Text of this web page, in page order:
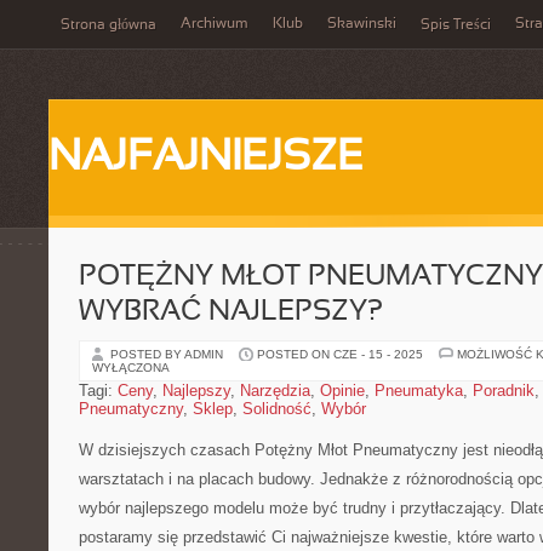
Strona główna Archiwum Klub Skawinski Spis Treści
NAJFAJNIEJSZE
POTĘŻNY MŁOT
WYBRAĆ NAJLEPSZY?
POSTED BY ADMIN POSTED ON CZE - 15 - 2025
MOŻLIWOŚĆ
WYŁĄCZONA
Tagi: Ceny, Najlepszy, Narzędzia, Opinie, Pneumatyka, Poradnik,
Pneumatyczny, Sklep, Solidność, Wybór
W dzisiejszych czasach Potężny Młot‌ Pneumatyczny jest
warsztatach i na⁢ placach budowy. Jednakże z różnorodnością
wybór najlepszego⁤ modelu może być‍ trudny i‍ przytłaczający.
‌postaramy się przedstawić Ci ⁣najważniejsze kwestie, które ⁢warto